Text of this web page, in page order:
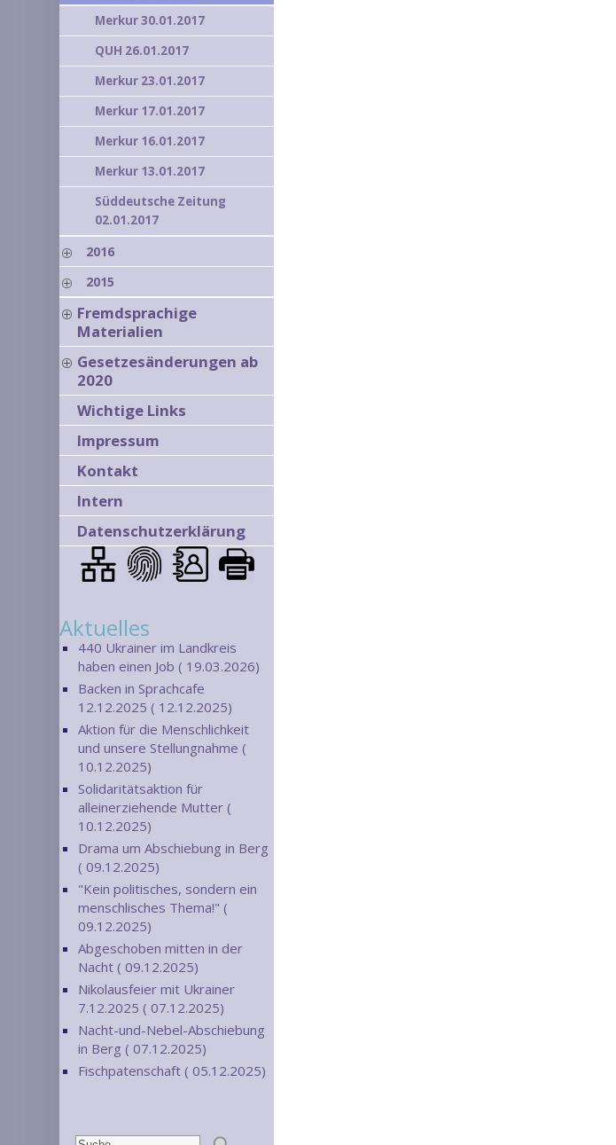
Merkur 30.01.2017
QUH 26.01.2017
Merkur 23.01.2017
Merkur 17.01.2017
Merkur 16.01.2017
Merkur 13.01.2017
Süddeutsche Zeitung
02.01.2017
2016
2015
Fremdsprachige
Materialien
Gesetzesänderungen ab
2020
Wichtige Links
Impressum
Kontakt
Intern
Datenschutzerklärung
Aktuelles
440 Ukrainer im Landkreis
haben einen Job ( 19.03.2026)
Backen in Sprachcafe
12.12.2025 ( 12.12.2025)
Aktion für die Menschlichkeit
und unsere Stellungnahme (
10.12.2025)
Solidaritätsaktion für
alleinerziehende Mutter (
10.12.2025)
Drama um Abschiebung in Berg
( 09.12.2025)
"Kein politisches, sondern ein
menschlisches Thema!" (
09.12.2025)
Abgeschoben mitten in der
Nacht ( 09.12.2025)
Nikolausfeier mit Ukrainer
7.12.2025 ( 07.12.2025)
Nacht-und-Nebel-Abschiebung
in Berg ( 07.12.2025)
Fischpatenschaft ( 05.12.2025)